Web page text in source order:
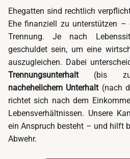
Ehegatten sind rechtlich
Ehe finanziell zu unterstützen
Trennung. Je nach
geschuldet sein, um eine
auszugleichen. Dabei
Trennungsunterhalt(bis zur
nachehelichem Unterhalt(nach
richtet sich nach dem
Lebensverhältnissen. Unsere
ein Anspruch besteht – und hilft
Abwehr.